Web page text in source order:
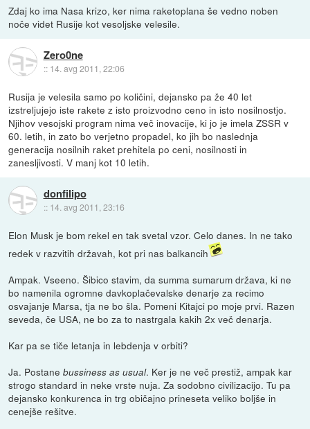
Zdaj ko ima Nasa krizo, ker nima raketoplana še vedno noben
noče videt Rusije kot vesoljske velesile.
Zero0ne
:: 14. avg 2011, 22:06
Rusija je velesila samo po količini, dejansko pa že 40 let
izstreljujejo iste rakete z isto proizvodno ceno in isto nosilnostjo.
Njihov vesojski program nima več inovacije, ki jo je imela ZSSR v
60. letih, in zato bo verjetno propadel, ko jih bo naslednja
generacija nosilnih raket prehitela po ceni, nosilnosti in
zanesljivosti. V manj kot 10 letih.
donfilipo
:: 14. avg 2011, 23:16
Elon Musk je bom rekel en tak svetal vzor. Celo danes. In ne tako
redek v razvitih državah, kot pri nas balkancih
Ampak. Vseeno. Šibico stavim, da summa sumarum država, ki ne
bo namenila ogromne davkoplačevalske denarje za recimo
osvajanje Marsa, tja ne bo šla. Pomeni Kitajci po moje prvi. Razen
seveda, če USA, ne bo za to nastrgala kakih 2x več denarja.
Kar pa se tiče letanja in lebdenja v orbiti?
Ja. Postanebussiness as usual. Ker je ne več prestiž, ampak kar
strogo standard in neke vrste nuja. Za sodobno civilizacijo. Tu pa
dejansko konkurenca in trg običajno prineseta veliko boljše in
cenejše rešitve.